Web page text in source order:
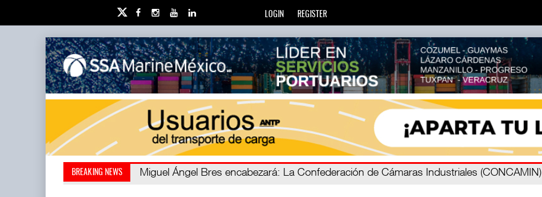
LOGIN REGISTER
BREAKING NEWS Miguel Ángel Bres encabezará
Retos de la educación privada: Más de 20 mil escuelas privadas atienden a más de cinco